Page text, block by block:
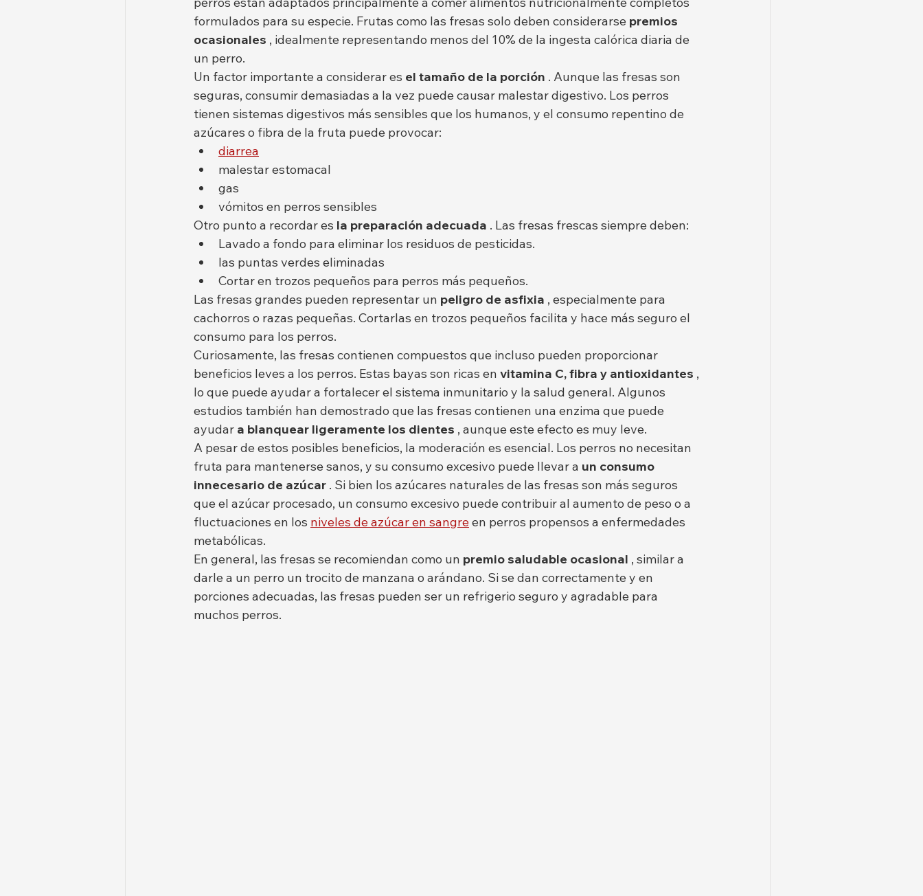
formulados para su especie. Frutas como las fresas solo deben considerarse premios
ocasionales , idealmente representando menos del 10% de la ingesta calórica diaria de
un perro.
Un factor importante a considerar es el tamaño de la porción . Aunque las fresas son
seguras, consumir demasiadas a la vez puede causar malestar digestivo. Los perros
tienen sistemas digestivos más sensibles que los humanos, y el consumo repentino de
azúcares o fibra de la fruta puede provocar:
diarrea
malestar estomacal
gas
vómitos en perros sensibles
Otro punto a recordar es la preparación adecuada . Las fresas frescas siempre deben:
Lavado a fondo para eliminar los residuos de pesticidas.
las puntas verdes eliminadas
Cortar en trozos pequeños para perros más pequeños.
Las fresas grandes pueden representar un peligro de asfixia , especialmente para
cachorros o razas pequeñas. Cortarlas en trozos pequeños facilita y hace más seguro el
consumo para los perros.
Curiosamente, las fresas contienen compuestos que incluso pueden proporcionar
beneficios leves a los perros. Estas bayas son ricas en vitamina C, fibra y antioxidantes ,
lo que puede ayudar a fortalecer el sistema inmunitario y la salud general. Algunos
estudios también han demostrado que las fresas contienen una enzima que puede
ayudar a blanquear ligeramente los dientes , aunque este efecto es muy leve.
A pesar de estos posibles beneficios, la moderación es esencial. Los perros no necesitan
fruta para mantenerse sanos, y su consumo excesivo puede llevar a un consumo
innecesario de azúcar . Si bien los azúcares naturales de las fresas son más seguros
que el azúcar procesado, un consumo excesivo puede contribuir al aumento de peso o a
fluctuaciones en los niveles de azúcar en sangre en perros propensos a enfermedades
metabólicas.
En general, las fresas se recomiendan como un premio saludable ocasional , similar a
darle a un perro un trocito de manzana o arándano. Si se dan correctamente y en
porciones adecuadas, las fresas pueden ser un refrigerio seguro y agradable para
muchos perros.